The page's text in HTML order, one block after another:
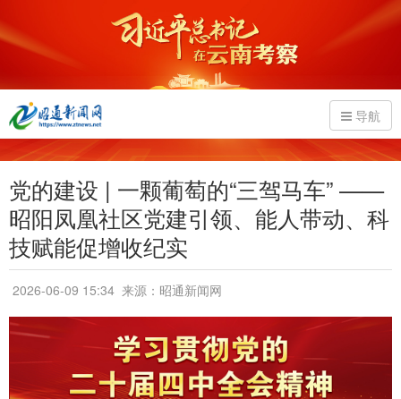
导航
党的建设 | 一颗葡萄的“三驾马车” ——
昭阳凤凰社区党建引领、能人带动、科
技赋能促增收纪实
2026-06-09 15:34 来源：昭通新闻网